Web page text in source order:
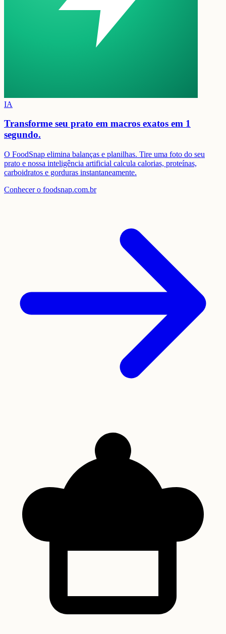
IA
Transforme seu prato em macros exatos em 1
segundo.
O FoodSnap elimina balanças e planilhas. Tire uma foto do seu
prato e nossa inteligência artificial calcula calorias, proteínas,
carboidratos e gorduras instantaneamente.
Conhecer o foodsnap.com.br